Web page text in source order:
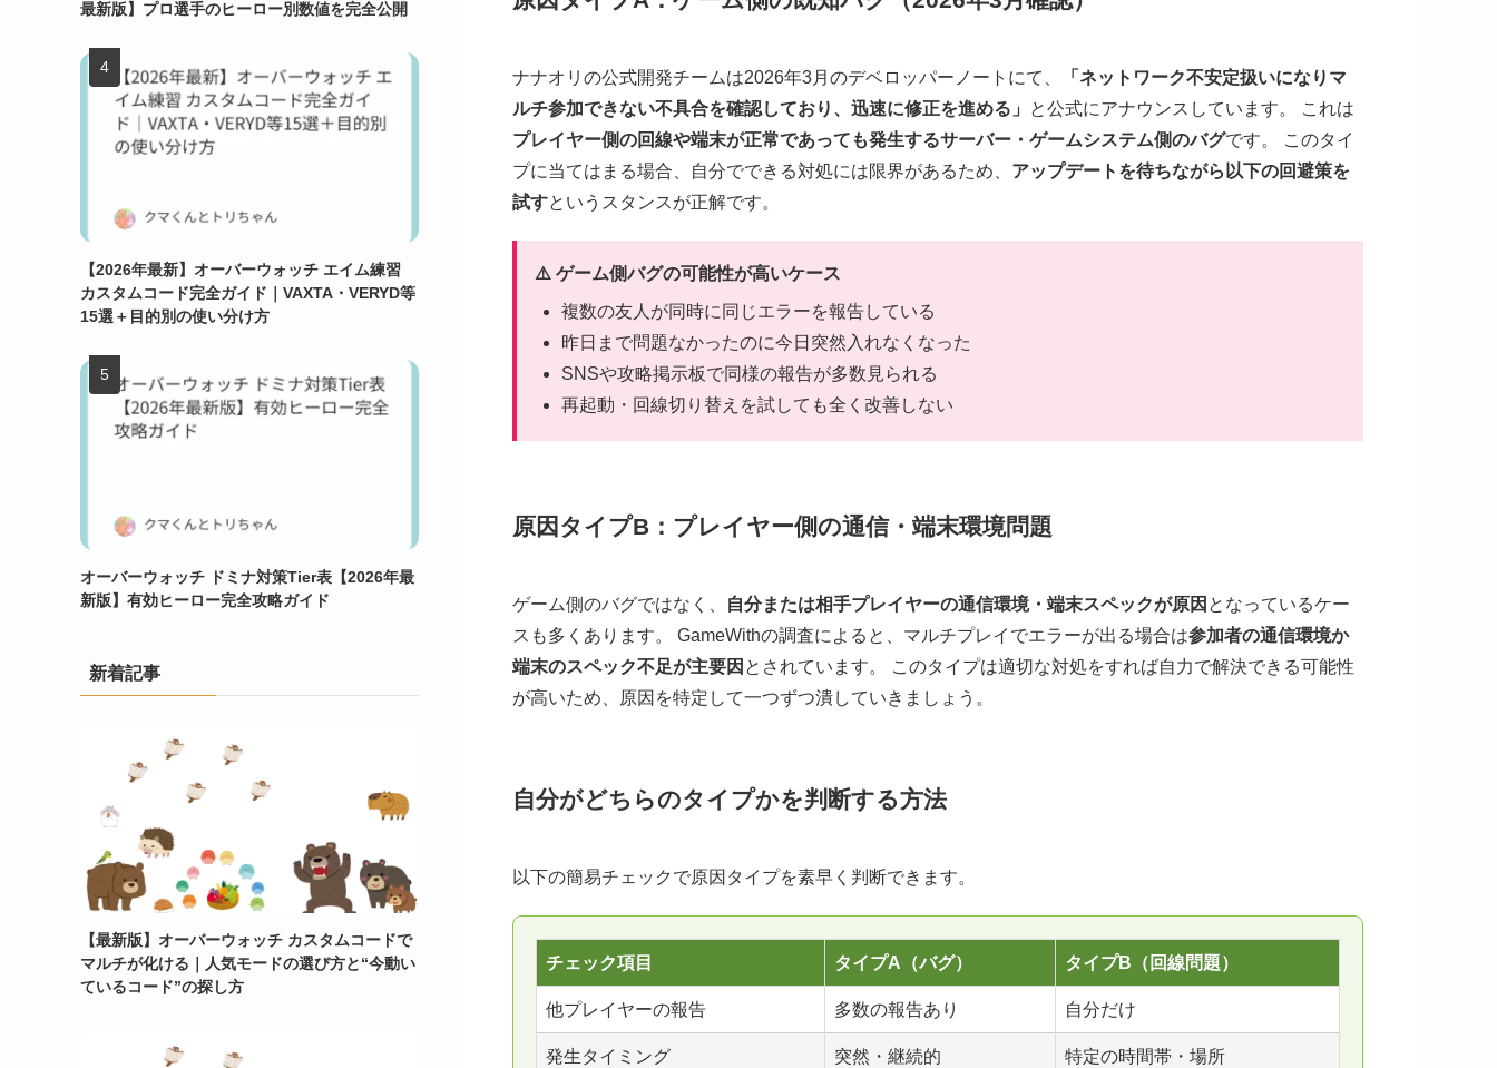
ナナオリの公式開発チームは2026年3月のデベロッパーノートにて、
「ネットワーク不安定扱いになりマ
ルチ参加できない不具合を確認しており、迅速に修正を進める」
と公式にアナウンスしています。 これは
プレイヤー側の回線や端末が正常であっても発生するサーバー・ゲームシステム側のバグです。 このタイ
プに当てはまる場合、自分でできる対処には限界があるため、 アップデートを待ちながら以下の回避策を
試すというスタンスが正解です。
⚠️ ゲーム側バグの可能性が高いケース
複数の友人が同時に同じエラーを報告している
昨日まで問題なかったのに今日突然入れなくなった
SNSや攻略掲示板で同様の報告が多数見られる
再起動・回線切り替えを試しても全く改善しない
原因タイプB：プレイヤー側の通信・端末環境問題
ゲーム側のバグではなく、 自分または相手プレイヤーの通信環境・端末スペックが原因 となっているケー
スも多くあります。 GameWithの調査によると、マルチプレイでエラーが出る場合は参加者の通信環境か
端末のスペック不足が主要因 とされています。 このタイプは適切な対処をすれば自力で解決できる可能性
が高いため、原因を特定して一つずつ潰していきましょう。
自分がどちらのタイプかを判断する方法
以下の簡易チェックで原因タイプを素早く判断できます。
チェック項目 タイプA（バグ） タイプB（回線問題）
他プレイヤーの報告 多数の報告あり 自分だけ
発生タイミング 突然・継続的 特定の時間帯・場所
最新版】プロ選手のヒーロー別数値を完全公開
【2026年最新】オーバーウォッチ エイム練習
カスタムコード完全ガイド｜VAXTA・VERYD等
15選＋目的別の使い分け方
オーバーウォッチ ドミナ対策Tier表【2026年最
新版】有効ヒーロー完全攻略ガイド
新着記事
【最新版】オーバーウォッチ カスタムコードで
マルチが化ける｜人気モードの選び方と“今動い
ているコード”の探し方